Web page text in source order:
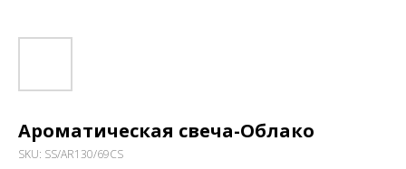
Ароматическая свеча-Облако
SKU: SS/AR130/69CS